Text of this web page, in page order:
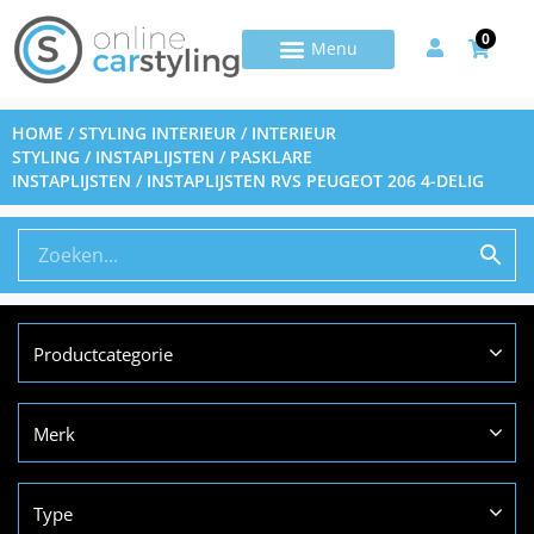
0
HOME /STYLING INTERIEUR / INTERIEUR
STYLING / INSTAPLIJSTEN / PASKLARE
INSTAPLIJSTEN / INSTAPLIJSTEN RVS PEUGEOT 206 4-DELIG
Productcategorie
Merk
Type